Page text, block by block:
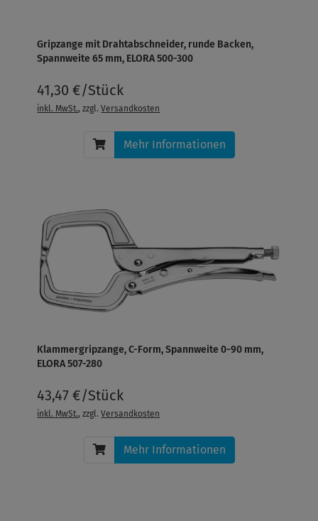
Gripzange mit Drahtabschneider, runde Backen,
Spannweite 65 mm, ELORA 500-300
41,30 €/Stück
inkl. MwSt., zzgl.Versandkosten
Mehr Informationen
Klammergripzange, C-Form, Spannweite 0-90 mm,
ELORA 507-280
43,47 €/Stück
inkl. MwSt., zzgl.Versandkosten
Mehr Informationen